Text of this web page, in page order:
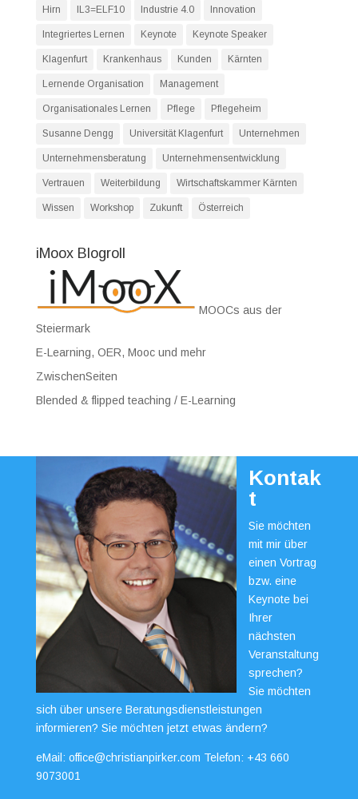
Hirn IL3=ELF10 Industrie 4.0 Innovation
Integriertes Lernen Keynote Keynote Speaker
Klagenfurt Krankenhaus Kunden Kärnten
Lernende Organisation Management
Organisationales Lernen Pflege Pflegeheim
Susanne Dengg Universität Klagenfurt Unternehmen
Unternehmensberatung Unternehmensentwicklung
Vertrauen Weiterbildung Wirtschaftskammer Kärnten
Wissen Workshop Zukunft Österreich
iMoox Blogroll
MOOCs aus der
Steiermark
E-Learning, OER, Mooc und mehr
ZwischenSeiten
Blended & flipped teaching / E-Learning
Kontak
t
Sie möchten
mit mir über
einen Vortrag
bzw. eine
Keynote bei
Ihrer
nächsten
Veranstaltung
sprechen?
Sie möchten
sich über unsere Beratungsdienstleistungen
informieren? Sie möchten jetzt etwas ändern?
eMail: office@christianpirker.com Telefon: +43 660
9073001